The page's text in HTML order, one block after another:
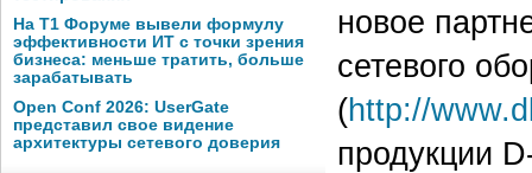
На Т1 Форуме вывели формулу
эффективности ИТ с точки зрения
бизнеса: меньше тратить, больше
зарабатывать
Open Conf 2026: UserGate
представил свое видение
архитектуры сетевого доверия
новое
сетевого
(http://
продукции